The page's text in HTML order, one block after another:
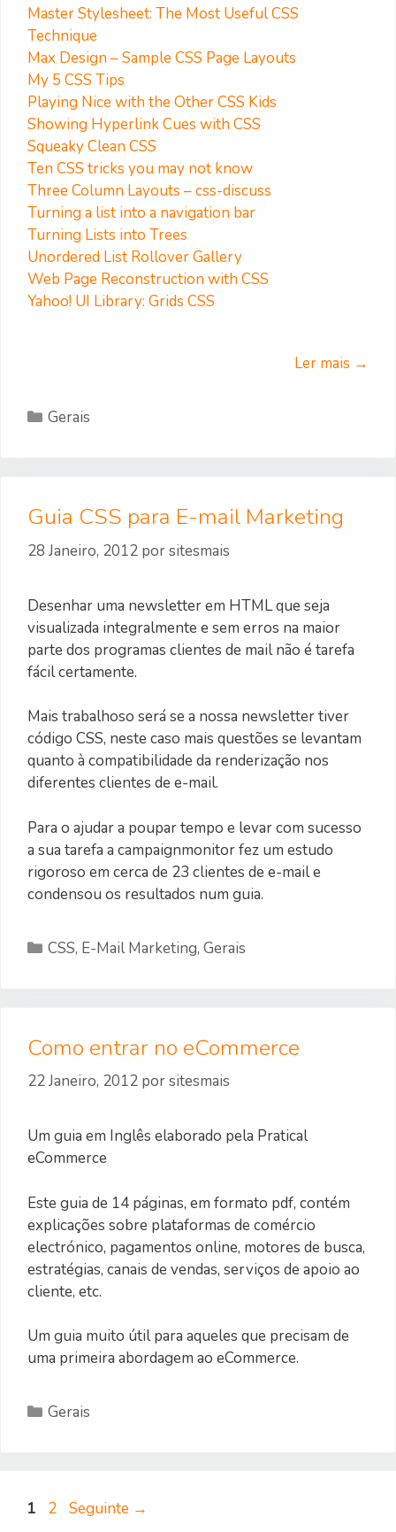
Master Stylesheet: The Most Useful CSS
Technique
Max Design – Sample CSS Page Layouts
My 5 CSS Tips
Playing Nice with the Other CSS Kids
Showing Hyperlink Cues with CSS
Squeaky Clean CSS
Ten CSS tricks you may not know
Three Column Layouts – css-discuss
Turning a list into a navigation bar
Turning Lists into Trees
Unordered List Rollover Gallery
Web Page Reconstruction with CSS
Yahoo! UI Library: Grids CSS
Ler mais →
Categorias
Gerais
Guia CSS para E-mail Marketing
28 Janeiro, 2012 porsitesmais
Desenhar uma newsletter em HTML que seja
visualizada integralmente e sem erros na maior
parte dos programas clientes de mail não é tarefa
fácil certamente.
Mais trabalhoso será se a nossa newsletter tiver
código CSS, neste caso mais questões se levantam
quanto à compatibilidade da renderização nos
diferentes clientes de e-mail.
Para o ajudar a poupar tempo e levar com sucesso
a sua tarefa a campaignmonitor fez um estudo
rigoroso em cerca de 23 clientes de e-mail e
condensou os resultados num guia.
Categorias
CSS, E-Mail Marketing,Gerais
Como entrar no eCommerce
22 Janeiro, 2012 porsitesmais
Um guia em Inglês elaborado pela Pratical
eCommerce
Este guia de 14 páginas, em formato pdf, contém
explicações sobre plataformas de comércio
electrónico, pagamentos online, motores de busca,
estratégias, canais de vendas, serviços de apoio ao
cliente, etc.
Um guia muito útil para aqueles que precisam de
uma primeira abordagem ao eCommerce.
Categorias
Gerais
Página
1 Página
2 Seguinte →